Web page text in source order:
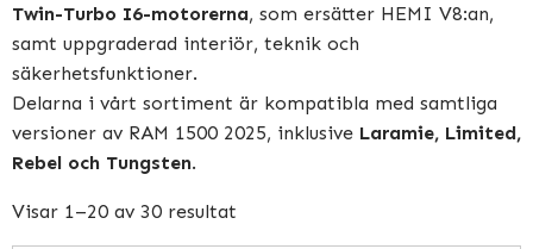
Twin-Turbo I6-motorerna, som ersätter HEMI V8:an,
samt uppgraderad interiör, teknik och
säkerhetsfunktioner.
Delarna i vårt sortiment är kompatibla med samtliga
versioner av RAM 1500 2025, inklusive Laramie, Limited,
Rebel och Tungsten.
Visar 1–20 av 30 resultat